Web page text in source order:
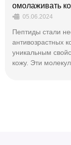
омолаживать
• 05.06.2024
Пептиды стали
антивозрастных
уникальным
кожу. Эти